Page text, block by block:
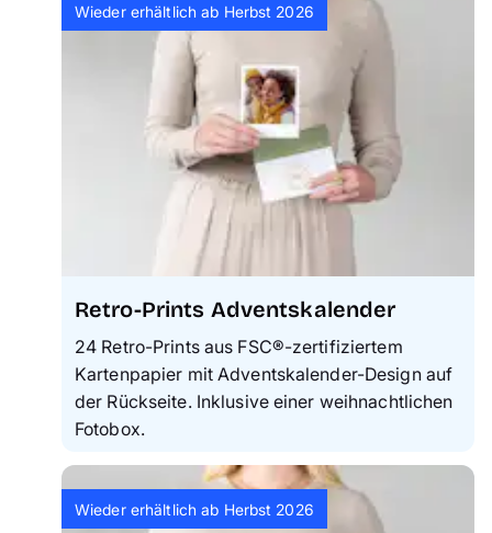
Wieder erhältlich ab Herbst 2026
Retro-Prints Adventskalender
24 Retro-Prints aus FSC®-zertifiziertem
Kartenpapier mit Adventskalender-Design auf
der Rückseite. Inklusive einer weihnachtlichen
Fotobox.
Wieder erhältlich ab Herbst 2026